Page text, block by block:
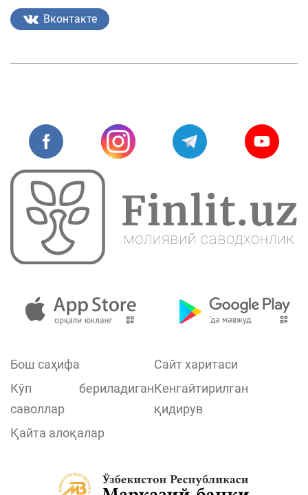
Вконтакте
Бош саҳифа
Сайт харитаси
Кўп бериладиган
саволлар
Кенгайтирилган
қидирув
Қайта алоқалар